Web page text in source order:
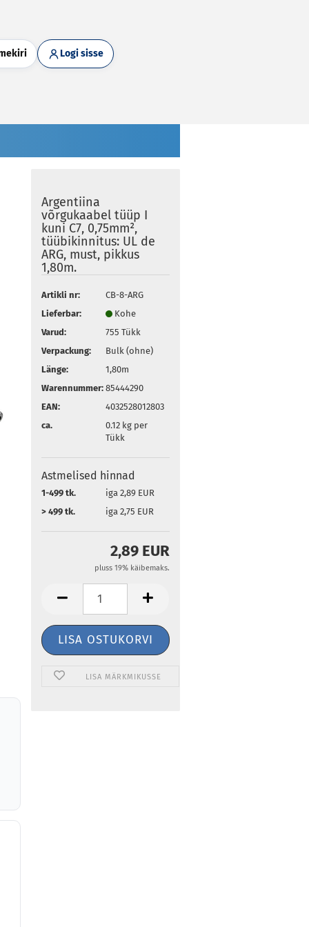
Logi sisse
Argentiina
võrgukaabel tüüp I
kuni C7, 0,75mm²,
tüübikinnitus: UL de
ARG, must, pikkus
1,80m.
Artikli nr:
CB-8-ARG
Lieferbar:
Kohe
Varud:
755 Tükk
Verpackung:
Bulk (ohne)
Länge:
1,80m
Warennummer: 85444290
EAN:
4032528012803
ca.
0.12kg per
Tükk
Astmelised hinnad
1-499 tk.
iga 2,89 EUR
> 499 tk.
iga 2,75 EUR
2,89 EUR
pluss 19% käibemaks.
LISA MÄRKMIKUSSE